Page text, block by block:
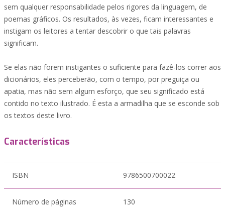
sem qualquer responsabilidade pelos rigores da linguagem, de
poemas gráficos. Os resultados, às vezes, ficam interessantes e
instigam os leitores a tentar descobrir o que tais palavras
significam.
Se elas não forem instigantes o suficiente para fazê-los correr aos
dicionários, eles perceberão, com o tempo, por preguiça ou
apatia, mas não sem algum esforço, que seu significado está
contido no texto ilustrado. É esta a armadilha que se esconde sob
os textos deste livro.
Características
ISBN 9786500700022
Número de páginas 130